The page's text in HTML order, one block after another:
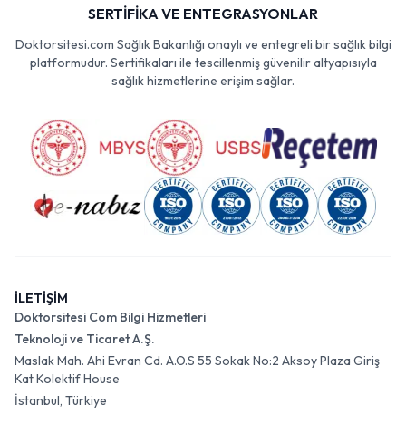
SERTİFİKA VE ENTEGRASYONLAR
Doktorsitesi.com Sağlık Bakanlığı onaylı ve entegreli bir sağlık bilgi
platformudur. Sertifikaları ile tescillenmiş güvenilir altyapısıyla
sağlık hizmetlerine erişim sağlar.
İLETİŞİM
Doktorsitesi Com Bilgi Hizmetleri
Teknoloji ve Ticaret A.Ş.
Maslak Mah. Ahi Evran Cd. A.O.S 55 Sokak No:2 Aksoy Plaza Giriş
Kat Kolektif House
İstanbul, Türkiye